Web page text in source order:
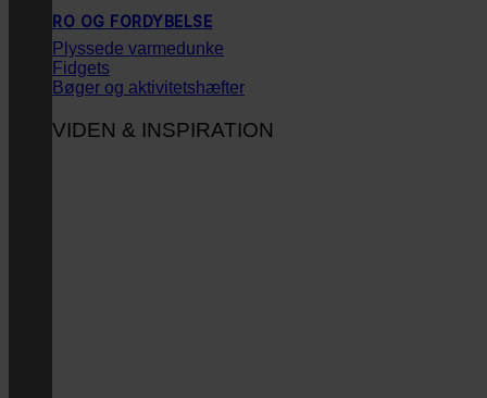
RO OG FORDYBELSE
Plyssede varmedunke
Fidgets
Bøger og aktivitetshæfter
VIDEN & INSPIRATION